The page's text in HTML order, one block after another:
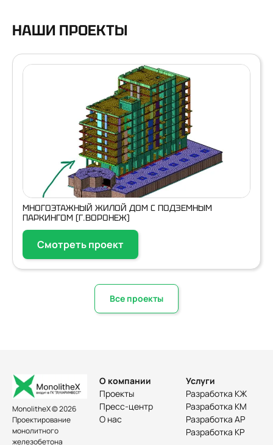
НАШИ ПРОЕКТЫ
МНОГОЭТАЖНЫЙ ЖИЛОЙ ДОМ С ПОДЗЕМНЫМ
ПАРКИНГОМ (Г.ВОРОНЕЖ)
Смотреть проект
Все проекты
MonolitheX © 2026
Проектирование
монолитного
железобетона
О компании
Проекты
Пресс-центр
О нас
Услуги
Разработка КЖ
Разработка КМ
Разработка АР
Разработка КР